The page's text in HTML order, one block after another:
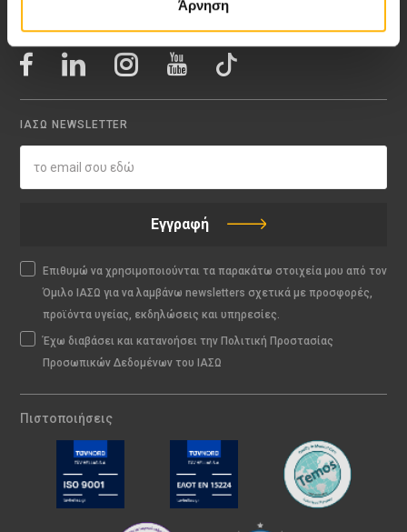
Άρνηση
ΙΑΣΩ NEWSLETTER
Εγγραφή
Επιθυμώ να χρησιμοποιούνται τα παρακάτω στοιχεία μου από τον
Όμιλο ΙΑΣΩ για να λαμβάνω newsletters σχετικά με προσφορές,
προϊόντα υγείας, εκδηλώσεις και υπηρεσίες.
Έχω διαβάσει και κατανοήσει την Πολιτική Προστασίας
Προσωπικών Δεδομένων του ΙΑΣΩ
Πιστοποιήσεις